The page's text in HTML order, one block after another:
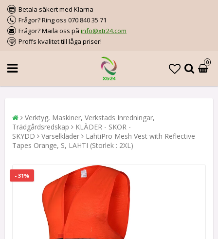
Betala säkert med Klarna
Frågor? Ring oss 070 840 35 71
Frågor? Maila oss på info@xtr24.com
Proffs kvalitet till låga priser!
0
Verktyg, Maskiner, Verkstads Inredningar,
Trädgårdsredskap
KLÄDER - SKOR -
SKYDD
Varselkläder
LahtiPro Mesh Vest with Reflective
Tapes Orange, S, LAHTI (Storlek : 2XL)
- 31%